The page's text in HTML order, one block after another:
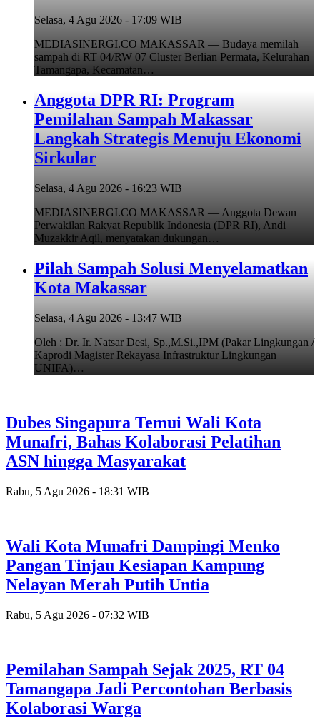
Selasa, 4 Agu 2026 - 17:09 WIB
MEDIASINERGI.CO MAKASSAR — Budaya memilah
sampah di RT 04/RW 07 Cluster Berlian Permata, Kelurahan
Tamangapa, Kecamatan…
Anggota DPR RI: Program
Pemilahan Sampah Makassar
Langkah Strategis Menuju Ekonomi
Sirkular
Selasa, 4 Agu 2026 - 16:23 WIB
MEDIASINERGI.CO MAKASSAR — Anggota Dewan
Perwakilan Rakyat Republik Indonesia (DPR RI), Andi
Muzakkir Aqil, menyatakan dukungan…
Pilah Sampah Solusi Menyelamatkan
Kota Makassar
Selasa, 4 Agu 2026 - 13:47 WIB
Oleh : Dr. Ir. Natsar Desi, Sp.,M.Si.,IPM (Pakar Lingkungan /
Kaprodi Magister Rekayasa Infrastruktur Lingkungan
UNIFA)…
Dubes Singapura Temui Wali Kota
Munafri, Bahas Kolaborasi Pelatihan
ASN hingga Masyarakat
Rabu, 5 Agu 2026 - 18:31 WIB
Wali Kota Munafri Dampingi Menko
Pangan Tinjau Kesiapan Kampung
Nelayan Merah Putih Untia
Rabu, 5 Agu 2026 - 07:32 WIB
Pemilahan Sampah Sejak 2025, RT 04
Tamangapa Jadi Percontohan Berbasis
Kolaborasi Warga